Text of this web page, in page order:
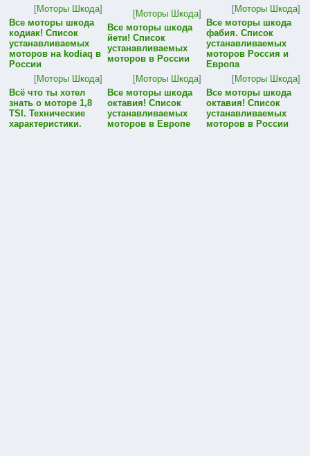
[Моторы Шкода]
Все моторы шкода
кодиак! Список
устанавливаемых
моторов на kodiaq в
России
[Моторы Шкода]
Все моторы шкода
йети! Список
устанавливаемых
моторов в России
[Моторы Шкода]
Все моторы шкода
фабия. Список
устанавливаемых
моторов Россия и
Европа
[Моторы Шкода]
Всё что ты хотел
знать о моторе 1,8
TSI. Технические
характеристики.
[Моторы Шкода]
Все моторы шкода
октавия! Список
устанавливаемых
моторов в Европе
[Моторы Шкода]
Все моторы шкода
октавия! Список
устанавливаемых
моторов в России